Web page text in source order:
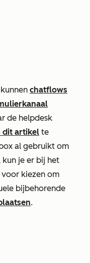
chatflows
de helpdesk
dit artikel te
al gebruikt om
je er bij het
kiezen om
bijbehorende
.